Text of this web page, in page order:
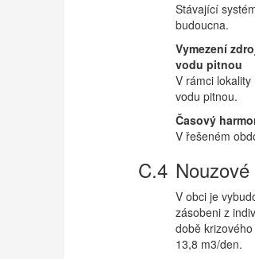
Stávající
budoucna.
Vymezení
vodu pitnou
V rámci
vodu pitnou.
Časový
V řešeném
V obci je
zásobeni z
době
13,8 m3/den.